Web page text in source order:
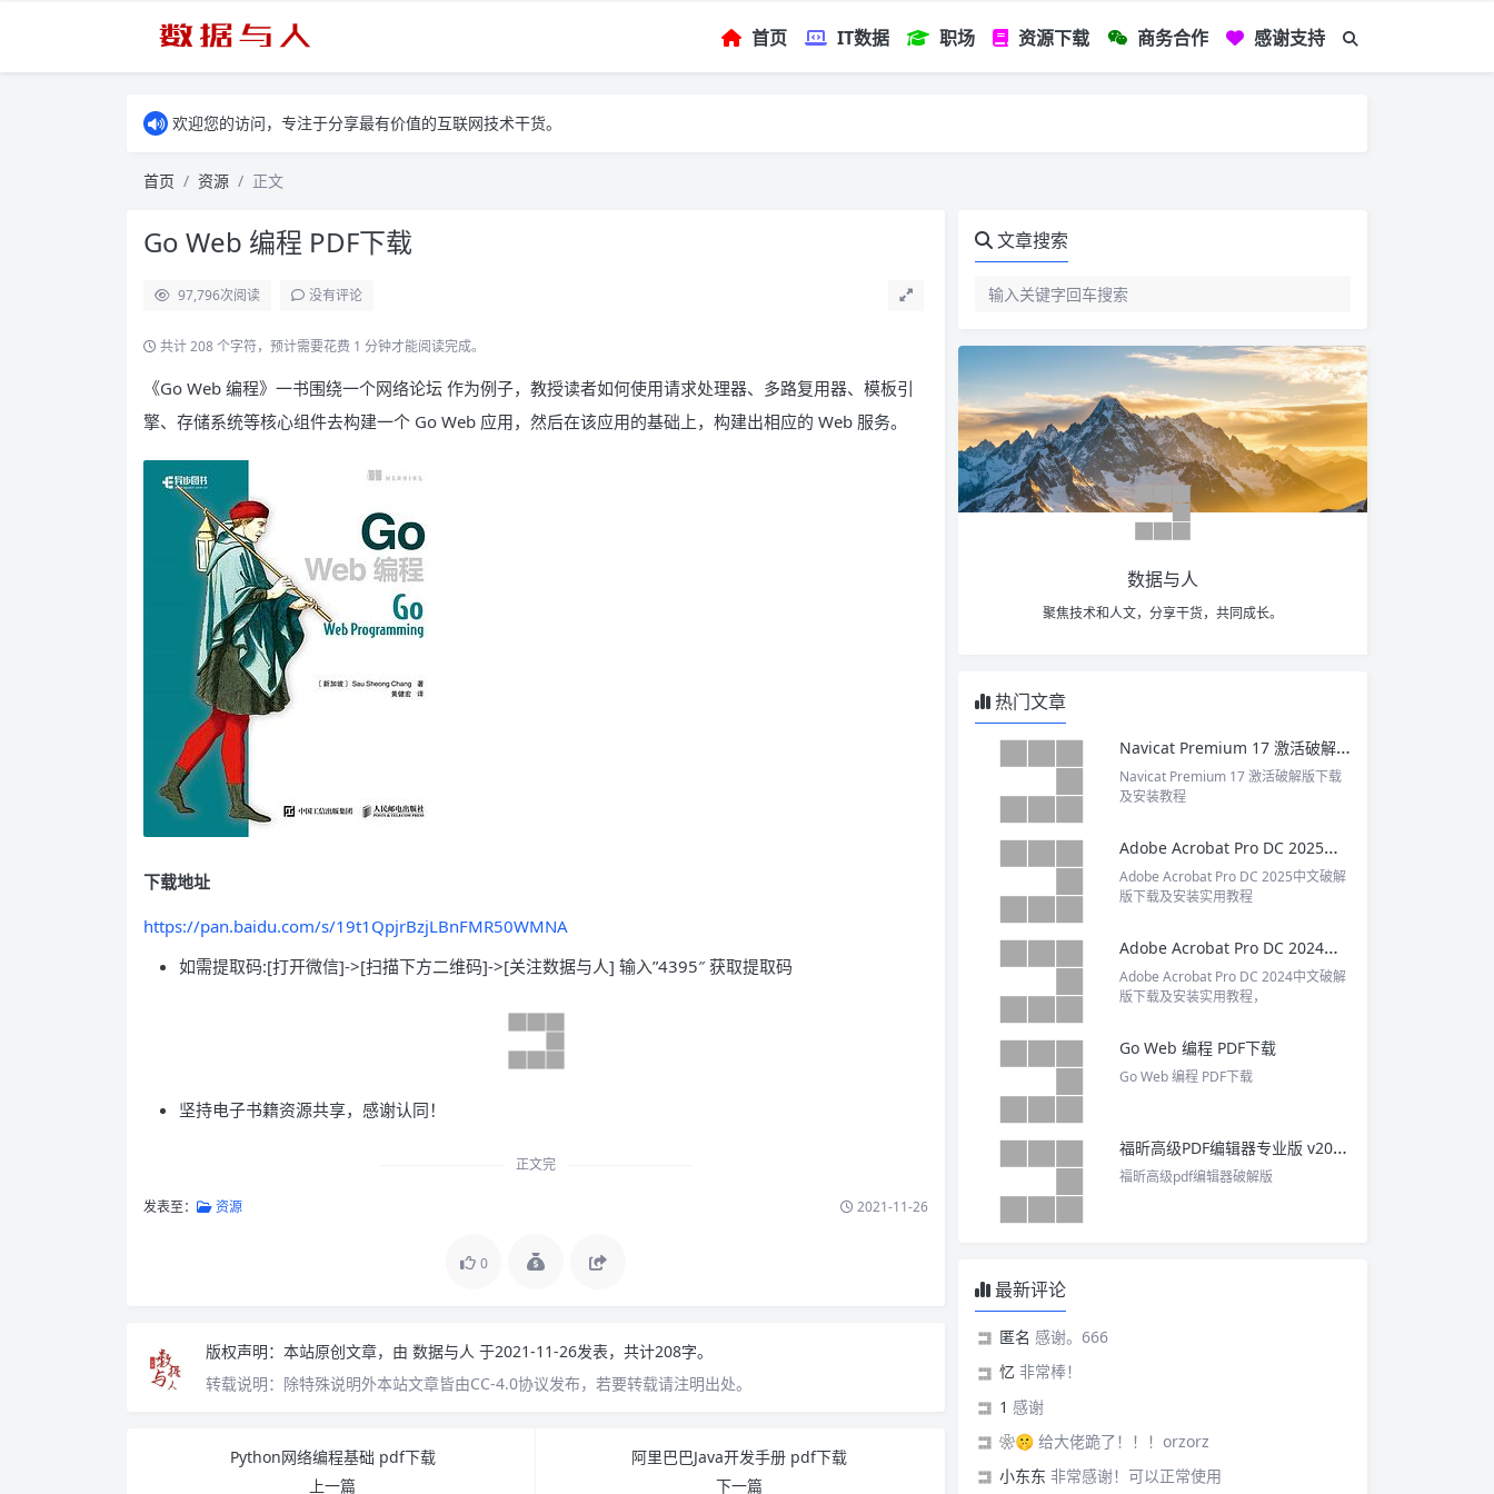
首页 IT数据 职场 资源下载 商务合作 感谢支持
欢迎您的访问，专注于分享最有价值的互联网技术干货。
首页 资源 正文
Go Web 编程 PDF下载
97,796次阅读 没有评论
共计 208 个字符，预计需要花费 1 分钟才能阅读完成。
《Go Web 编程》一书围绕一个网络论坛 作为例子，教授读者如何使用请求处理器、多路复用器、模板引
擎、存储系统等核心组件去构建一个 Go Web 应用，然后在该应用的基础上，构建出相应的 Web 服务。
下载地址
https://pan.baidu.com/s/19t1QpjrBzjLBnFMR50WMNA
如需提取码:[打开微信]->[扫描下方二维码]->[关注数据与人] 输入”4395″ 获取提取码
坚持电子书籍资源共享，感谢认同！
正文完
发表至： 资源 2021-11-26
0
版权声明： 本站原创文章，由 数据与人 于2021-11-26发表，共计208字。
转载说明： 除特殊说明外本站文章皆由CC-4.0协议发布，若要转载请注明出处。
Python网络编程基础 pdf下载
上一篇
阿里巴巴Java开发手册 pdf下载
下一篇
文章搜索
数据与人
聚焦技术和人文，分享干货，共同成长。
热门文章
Navicat Premium 17 激活破解版下载及安装教程
Navicat Premium 17 激活破解版下载
及安装教程
Adobe Acrobat Pro DC 2025中文破解版下载及安装实用教程
Adobe Acrobat Pro DC 2025中文破解
版下载及安装实用教程
Adobe Acrobat Pro DC 2024中文破解版下载及安装实用教程
Adobe Acrobat Pro DC 2024中文破解
版下载及安装实用教程，
Go Web 编程 PDF下载
Go Web 编程 PDF下载
福昕高级PDF编辑器专业版 v2025 中文激活版
福昕高级pdf编辑器破解版
最新评论
匿名 感谢。666
忆 非常棒！
1 感谢
❀🤫 给大佬跪了！！！orzorz
小东东 非常感谢！可以正常使用